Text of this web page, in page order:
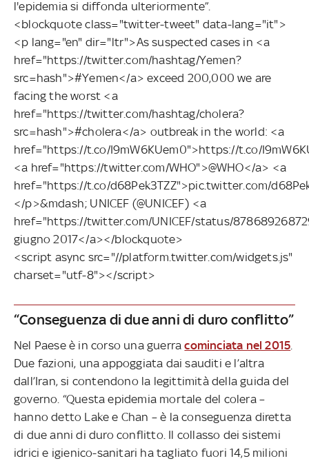
l'epidemia si diffonda ulteriormente”.
<blockquote class="twitter-tweet" data-lang="it">
<p lang="en" dir="ltr">As suspected cases in <a
href="https://twitter.com/hashtag/Yemen?
src=hash">#Yemen</a> exceed 200,000 we are
facing the worst <a
href="https://twitter.com/hashtag/cholera?
src=hash">#cholera</a> outbreak in the world: <a
href="https://t.co/I9mW6KUem0">https://t.co/
<a href="https://twitter.com/WHO">@WHO</a> <a
href="https://t.co/d68Pek3TZZ">pic.twitter.com/
</p>&mdash; UNICEF (@UNICEF) <a
href="https://twitter.com/UNICEF/status/
giugno 2017</a></blockquote>
<script async src="//platform.twitter.com/widgets.js"
charset="utf-8"></script>
“Conseguenza di due anni di duro conflitto”
Nel Paese è in corso una guerracominciata nel 2015
Due fazioni, una appoggiata dai sauditi e l’altra
dall’Iran, si contendono la legittimità della guida del
governo. “Questa epidemia mortale del colera –
hanno detto Lake e Chan – è la conseguenza diretta
di due anni di duro conflitto. Il collasso dei sistemi
idrici e igienico-sanitari ha tagliato fuori 14,5 milioni